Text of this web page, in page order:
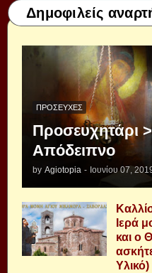
Δημοφιλείς
ΠΡΟΣΕΥΧΈΣ
Προσευχητάρι
Απόδειπνο
by Agiotopia - Ιουνίου 07,
Ιερά
και ο
Υλικό)